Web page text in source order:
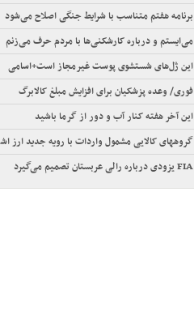
برنامه هفتم متناسب با شرایط جنگی اصلاح می‌شود
می‌ایستم و درباره کارشکنی‌ها با مردم حرف می‌زنم
این ژل‌های شستشوی پوست غیرمجاز است+اسامی
فوری/ وعده پزشکیان برای افزایش مبلغ کالابرگ
این آخر هفته کنار آب و دور از گرما باشید
گروههای کالایی مشمول واردات با رویه جدید ارز اشخاص